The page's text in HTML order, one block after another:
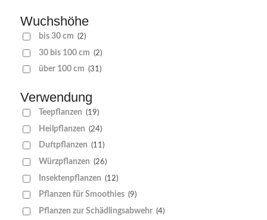
Wuchshöhe
bis 30 cm (2)
30 bis 100 cm (2)
über 100 cm (31)
Verwendung
Teepflanzen (19)
Heilpflanzen (24)
Duftpflanzen (11)
Würzpflanzen (26)
Insektenpflanzen (12)
Pflanzen für Smoothies (9)
Pflanzen zur Schädlingsabwehr (4)